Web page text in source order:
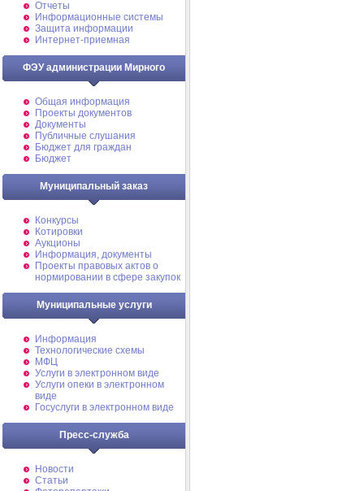
Отчеты
Информационные системы
Защита информации
Интернет-приемная
ФЭУ администрации Мирного
Общая информация
Проекты документов
Документы
Публичные слушания
Бюджет для граждан
Бюджет
Муниципальный заказ
Конкурсы
Котировки
Аукционы
Информация, документы
Проекты правовых актов о
нормировании в сфере закупок
Муниципальные услуги
Информация
Технологические схемы
МФЦ
Услуги в электронном виде
Услуги опеки в электронном
виде
Госуслуги в электронном виде
Пресс-служба
Новости
Статьи